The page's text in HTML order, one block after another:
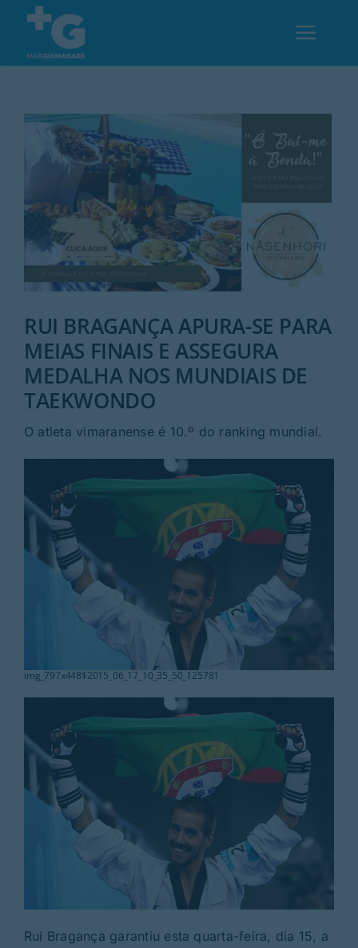
content
Desporto
Rubricas
Search
RUI BRAGANÇA APURA-SE PARA
MEIAS FINAIS E ASSEGURA
MEDALHA NOS MUNDIAIS DE
TAEKWONDO
O atleta vimaranense é 10.º do ranking mundial.
img_797x448$2015_06_17_10_35_50_125781
Rui Bragança garantiu esta quarta-feira, dia 15, a